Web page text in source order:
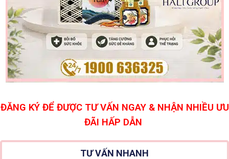
ĐĂNG KÝ ĐỂ ĐƯỢC TƯ VẤN NGAY & NHẬN NHIỀU ƯU
ĐÃI HẤP DẪN
TƯ VẤN NHANH